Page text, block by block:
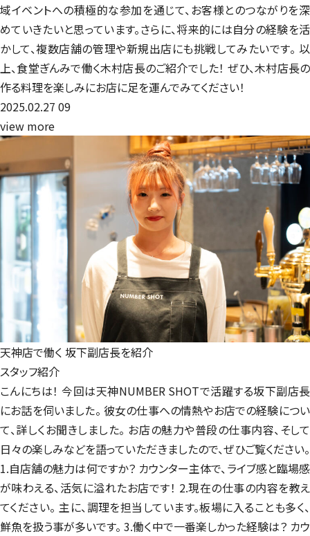
域イベントへの積極的な参加を通じて、お客様とのつながりを深
めていきたいと思っています。さらに、将来的には自分の経験を活
かして、複数店舗の管理や新規出店にも挑戦してみたいです。 以
上、食堂ぎんみで働く木村店長のご紹介でした！ ぜひ、木村店長の
作る料理を楽しみにお店に足を運んでみてください！
2025.02.27 09
view more
天神店で働く 坂下副店長を紹介
スタッフ紹介
こんにちは！ 今回は天神NUMBER SHOTで活躍する坂下副店長
にお話を伺いました。 彼女の仕事への情熱やお店での経験につい
て、詳しくお聞きしました。 お店の魅力や普段の仕事内容、そして
日々の楽しみなどを語っていただきましたので、ぜひご覧ください。
1.自店舗の魅力は何ですか？ カウンター主体で、ライブ感と臨場感
が味わえる、活気に溢れたお店です！ 2.現在の仕事の内容を教え
てください。 主に、調理を担当しています。板場に入ることも多く、
鮮魚を扱う事が多いです。 3.働く中で一番楽しかった経験は？ カウ